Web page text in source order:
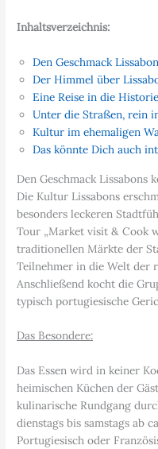
Inhaltsverzeichnis:
Den Geschmack
Der Himmel über
Eine Reise in die
Unter die Straßen, rein
Kultur im ehemaligen
Das könnte Dich auch
Den Geschmack Lissabons
Die Kultur Lissabons
besonders leckeren
Tour „Market visit & Cook
traditionellen Märkte der
Teilnehmer in die Welt der
Anschließend kocht die
typisch portugiesische
Das Besondere:
Das Essen wird in keiner
heimischen Küchen der
kulinarische Rundgang
dienstags bis samstags ab
Portugiesisch oder